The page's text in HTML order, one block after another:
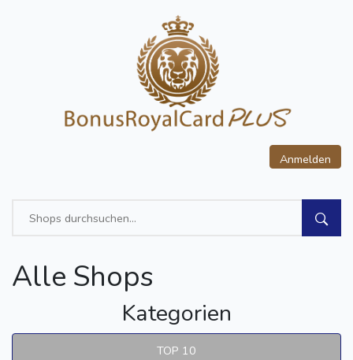
Anmelden
Alle Shops
Kategorien
TOP 10